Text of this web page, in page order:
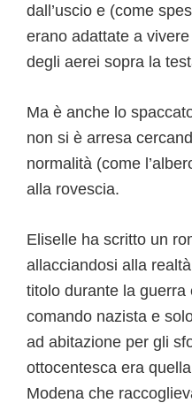
dall’uscio e (come
erano adattate a
degli aerei sopra la
Ma è anche lo
non si è arresa
normalità (come
alla rovescia.
Eliselle ha scritto un
allacciandosi alla
titolo durante la guerra
comando nazista e
ad abitazione per gli
ottocentesca era
Modena che